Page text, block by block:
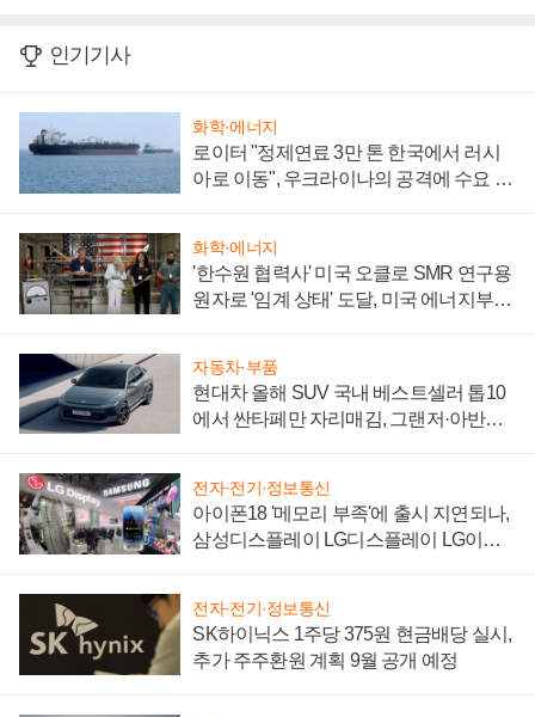
인기기사
화학·에너지
로이터 "정제연료 3만 톤 한국에서 러시
아로 이동", 우크라이나의 공격에 수요 늘
화학·에너지
'한수원 협력사' 미국 오클로 SMR 연구용
원자로 '임계 상태' 도달, 미국 에너지부
자동차·부품
현대차 올해 SUV 국내 베스트셀러 톱10
에서 싼타페만 자리매김, 그랜저·아반떼
전자·전기·정보통신
아이폰18 '메모리 부족'에 출시 지연되나,
삼성디스플레이 LG디스플레이 LG이노
전자·전기·정보통신
SK하이닉스 1주당 375원 현금배당 실시,
추가 주주환원 계획 9월 공개 예정